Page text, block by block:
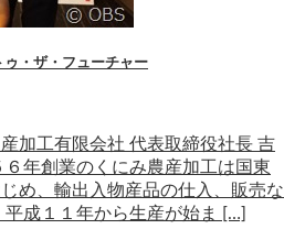
ゥ・ザ・フューチャー
加工有限会社 代表取締役社長 吉
年創業のくにみ農産加工は国東
め、輸出入物産品の仕入、販売な
成１１年から生産が始ま […]